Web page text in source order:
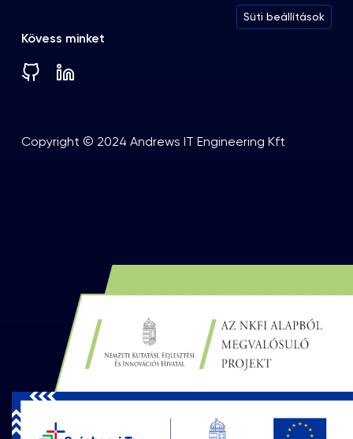
Süti beállítások
Kövess minket
Copyright © 2024 Andrews IT Engineering Kft